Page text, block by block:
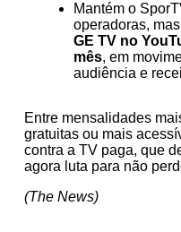
Mantém o
operadoras,
GE TV no
mês, em
audiência e
Entre mensalidades
gratuitas ou mais
contra a TV paga, que
agora luta para não
(The News)